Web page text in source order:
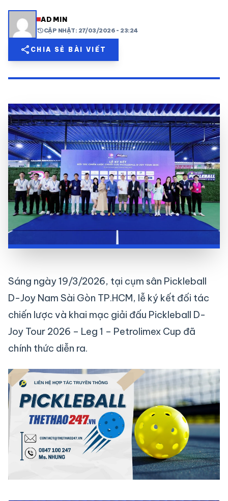
share mailADMIN
historyCẬP NHẬT: 27/03/2026 - 23:24
share CHIA SẺ BÀI VIẾT
Sáng ngày 19/3/2026, tại cụm sân Pickleball
D-Joy Nam Sài Gòn TP.HCM, lễ ký kết đối tác
chiến lược và khai mạc giải đấu Pickleball D-
Joy Tour 2026 – Leg 1 – Petrolimex Cup đã
chính thức diễn ra.